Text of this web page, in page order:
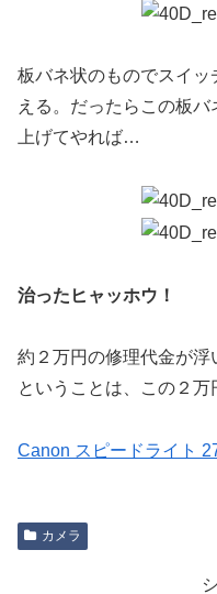
板バネ状のものでスイ
える。だったらこの板
上げてやれば…
治ったヒャッホウ！
約２万円の修理代金が浮
ということは、この２
Canon スピードライト
カメラ